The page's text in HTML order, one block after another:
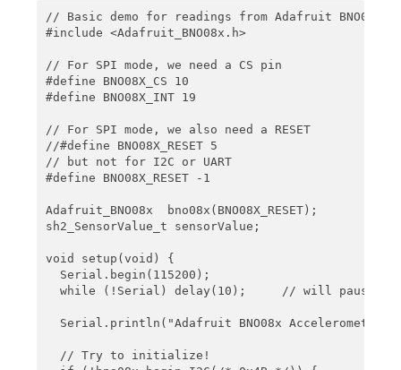
Serial.println("BNO08x not detected at
    while (1)
      ;
  Serial.println("BNO08x found!");
// Wire.setClock(400000); //Increase I2C data
  setReports();
  Serial.println("Reading events");
  delay(100);
// Here is where you define the sensor outputs
void setReports(void) {
  Serial.println("Setting desired reports");
  if (myIMU.enableAccelerometer() == true) {
    Serial.println(F("Accelerometer enabled"));
Serial.println(F("Output in form x, y, z, in
  } else {
Serial.println("Could not enable
  }
// Basic demo for readings from Adafruit BNO08x
#include <Adafruit_BNO08x.h>
// For SPI mode, we need a CS pin
#define BNO08X_CS 10
#define BNO08X_INT 19
// For SPI mode, we also need a RESET
//#define BNO08X_RESET 5
// but not for I2C or UART
#define BNO08X_RESET -1
Adafruit_BNO08x  bno08x(BNO08X_RESET);
sh2_SensorValue_t sensorValue;
void setup(void) {
  Serial.begin(115200);
while (!Serial) delay(10);     // will pause
Serial.println("Adafruit BNO08x Accelerometer
  // Try to initialize!